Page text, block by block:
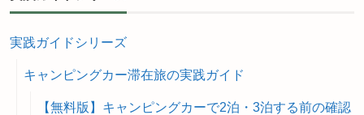
実践ガイドシリーズ
キャンピングカー滞在旅の実践ガイド
【無料版】キャンピングカーで2泊・3泊する前の確認